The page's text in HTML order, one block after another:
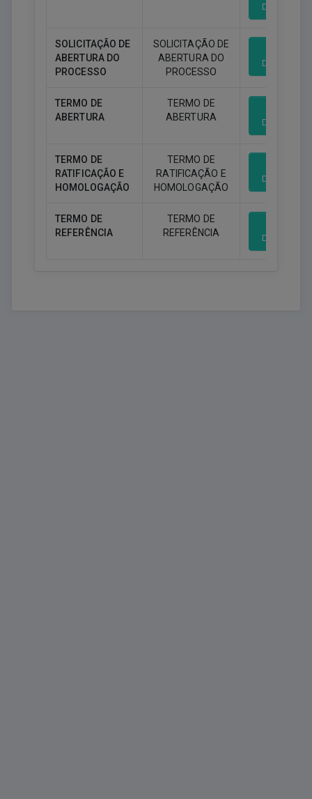
Download
SOLICITAÇÃO DE
ABERTURA DO
PROCESSO
SOLICITAÇÃO DE
ABERTURA DO
PROCESSO
Download
TERMO DE
ABERTURA
TERMO DE
ABERTURA
Download
TERMO DE
RATIFICAÇÃO E
HOMOLOGAÇÃO
TERMO DE
RATIFICAÇÃO E
HOMOLOGAÇÃO
Download
TERMO DE
REFERÊNCIA
TERMO DE
REFERÊNCIA
Download